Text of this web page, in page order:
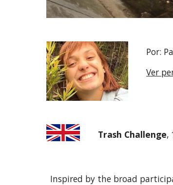
Por:
Ver
Trash Challenge,
Inspired by the broad